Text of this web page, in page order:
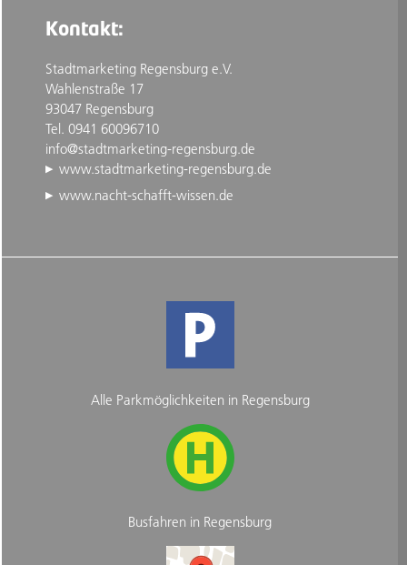
Kontakt:
Stadtmarketing Regensburg e.V.
Wahlenstraße 17
93047 Regensburg
Tel. 0941 60096710
info@stadtmarketing-regensburg.de
www.stadtmarketing-regensburg.de
www.nacht-schafft-wissen.de
Alle Parkmöglichkeiten in Regensburg
Busfahren in Regensburg